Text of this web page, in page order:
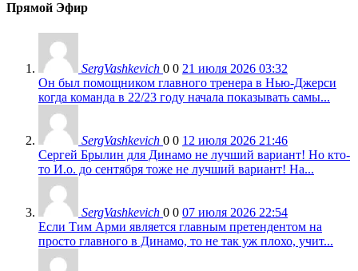
Прямой Эфир
SergVashkevich 0 0 21 июля 2026 03:32
Он был помощником главного тренера в Нью-Джерси
когда команда в 22/23 году начала показывать самы...
SergVashkevich 0 0 12 июля 2026 21:46
Сергей Брылин для Динамо не лучший вариант! Но кто-
то И.о. до сентября тоже не лучший вариант! На...
SergVashkevich 0 0 07 июля 2026 22:54
Если Тим Арми является главным претендентом на
просто главного в Динамо, то не так уж плохо, учит...